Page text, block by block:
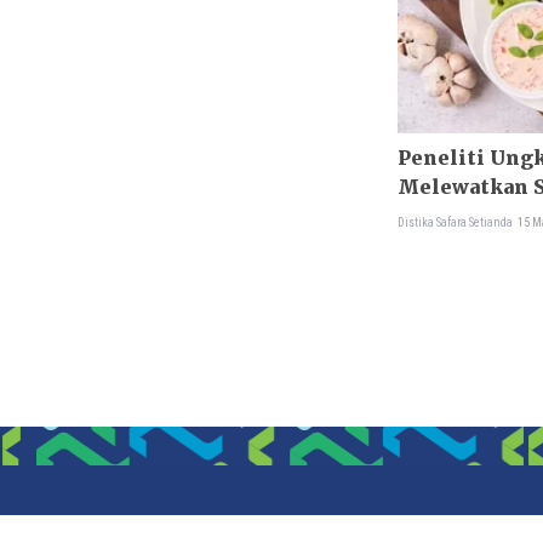
Peneliti
Melewatkan
Distika Safara Setianda 15